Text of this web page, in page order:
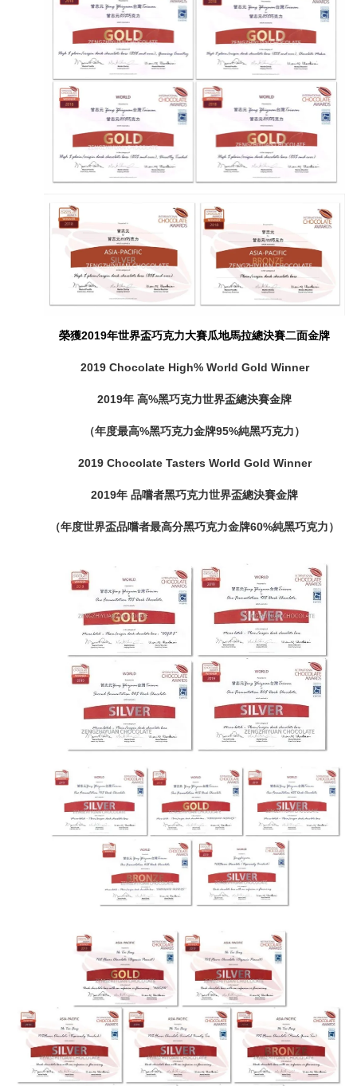
榮獲2019年世界盃巧克力大賽瓜地馬拉總決賽二面金牌
2019 Chocolate High% World Gold Winner
2019年 高%黑巧克力世界盃總決賽金牌
（年度最高%黑巧克力金牌95%純黑巧克力）
2019 Chocolate Tasters World Gold Winner
2019年 品嚐者黑巧克力世界盃總決賽金牌
（年度世界盃品嚐者最高分黑巧克力金牌60%純黑巧克力）